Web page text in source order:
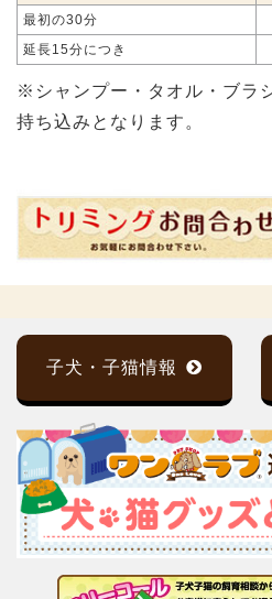
最初の30分
延長15分につき
※シャンプー・タオル・ブラ
持ち込みとなります。
子犬・子猫情報